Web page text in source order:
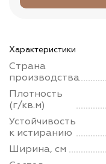
Характеристики
Страна
производства
Плотность
(г/кв.м)
Устойчивость
к истиранию
Ширина, см